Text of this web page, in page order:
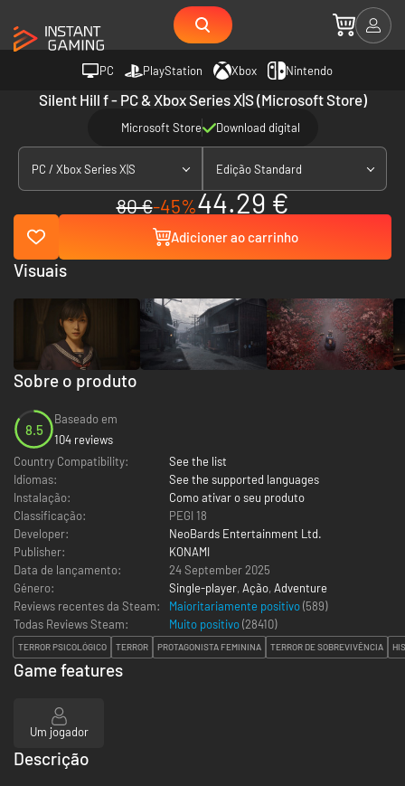
PC PlayStation Xbox Nintendo
Silent Hill f - PC & Xbox Series X|S (Microsoft Store)
Microsoft Store Download digital
PC / Xbox Series X|S Edição Standard
80 €-45%44.29 €
Adicioner ao carrinho
Sobre o produto
8.5
Baseado em
104 reviews
Country Compatibility:
See the list
Idiomas:
See the supported languages
Instalação:
Como ativar o seu produto
Classificação:
PEGI 18
Developer:
NeoBards Entertainment Ltd.
Publisher:
KONAMI
Data de lançamento:
24 September 2025
Género:
Single-player, Ação, Adventure
Reviews recentes da Steam:
Maioritariamente positivo(589)
Todas Reviews Steam:
Muito positivo(28410)
TERROR PSICOLÓGICO TERROR PROTAGONISTA FEMININA TERROR DE SOBREVIVÊNCIA
Visuais
Game features
Um jogador
Descrição